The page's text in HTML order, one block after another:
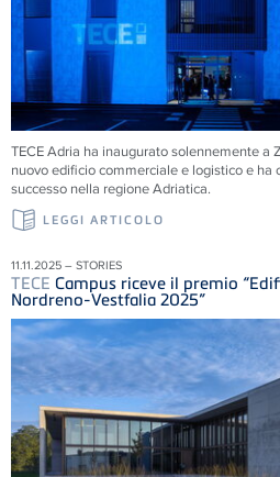
TECEAdria ha inaugurato solennemente a
nuovo edificio commerciale e logistico e
successo nella regione Adriatica.
LEGGI ARTICOLO
11.11.2025 – STORIES
TECE Campus riceve il premio
Nordreno-Vestfalia 2025”